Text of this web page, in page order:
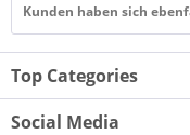
Kunden haben sich
Top Categories
Social Media